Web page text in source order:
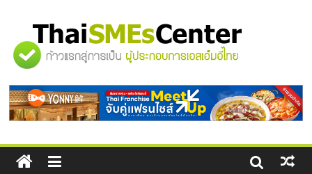
สัมมนาออนไลน์ โอกาสบริหารสถานี
บริการน้ำมัน Shell
สัมมนาลงทุน แฟรนไชส์ยอนนี่
ไชส์ ครั้งที่ 8
ร้านเครื่องเสียงคุณภาพสูง พร้อม
โซลูชันระบบภาพและเสียง
"ศูนย์
รวม
ข้อมูล